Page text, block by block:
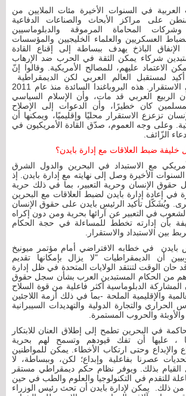
العربية في السنوات الأخيرة مئات الملايين من
على مراكز الأبحاث والصناعات الدفاعية
وشركات المحاماة المرموقة والدبلوماسيين
العسكريين والعلماء الخليجيين والمؤسسات
الإنفاق الباذخ يهدف ببساطة إلى إقناع القادة
شركاء يمكن الثقة في الحرب ضد الإرهاب
الاعتماد عليهم، للمصالح الأمريكية. وقالوا إنّ
لمستقبل العالم العربي لكن الديمقراطية
فوضوية لا تؤدي إلى الاستقرار. هذه البروباغندا السائدة منذ عام 2011
الربيع العربي قد مات، وأن الإسلام السياسي
كان خطيرًا، وأن الدعوات إلى الإصلاح
تزعزع الاستقرار محليًا وإقليميًا، ويمكنها أن
وعلى وجه العموم، صدّق القادة الأمريكيون في
الزّائف.
ضبط العلاقات مع إدارة بايدن؟
مع الاستبداد في البحرين والدول الشرق
الأخيرة وصل إلى نهايته مع إدارة بايدن. إذ
حقوق الإنسان وحرية التعبير، بما في ذلك حرية
في إعادة إدارة بايدن لضبط العلاقات مع البحرين
ويُشَكّل تأكيد الرئيس بايدن على حقوق الإنسان
في التعبير عن آرائها بحرية ومن دون إكراه
بأن إدارته تخطط للمساءلة في حجة الحكام
بين الاستبداد والاستقرار.
بايدن في خطابه الافتراضي أمام مؤتمر ميونيخ
أن الديمقراطيات "لا يزال بإمكانها تقديم
حان الوقت لتنتقد الولايات المتحدة في ظل إدارة
من الحكام المستبدين العرب بشأن سجل حقوق
المشاركة الدبلوماسية أكثر فاعلية من قوة السلاح
والإقليمية الملحة -بما في ذلك أزمة اللاجئين
الحراري والتجارة الدولية والتهديدات السيبرانية
والأوبئة والحروب المستمرة.
في البحرين تطمح إلى إطلاق العنان للابتكار
، عليها أن تفك قيودهم وتسمح لهم بحرية
والإبداع وحتى ارتكاب الأخطاء. يمكن للمواطنين
عصرنا بفاعلية وإبداع؛ لكن، وببساطة، لا
بذلك. ويوفر نظام حكم ديمقراطي مستقر
للتقدم في التكنولوجيا والعلوم والطب في حين
من ذلك. يمكن لإدارة بايدن أن تحث رئيس الوزراء